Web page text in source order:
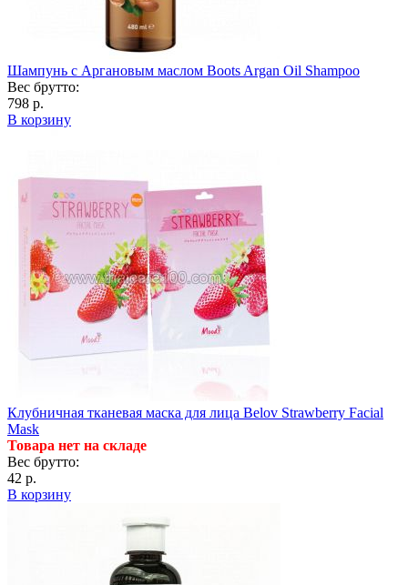
Шампунь с Аргановым маслом Boots Argan Oil Shampoo
Вес брутто:
798 р.
В корзину
Клубничная тканевая маска для лица Belov Strawberry Facial
Mask
Товара нет на складе
Вес брутто:
42 р.
В корзину